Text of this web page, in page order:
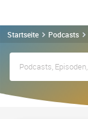
Startseite Podcasts